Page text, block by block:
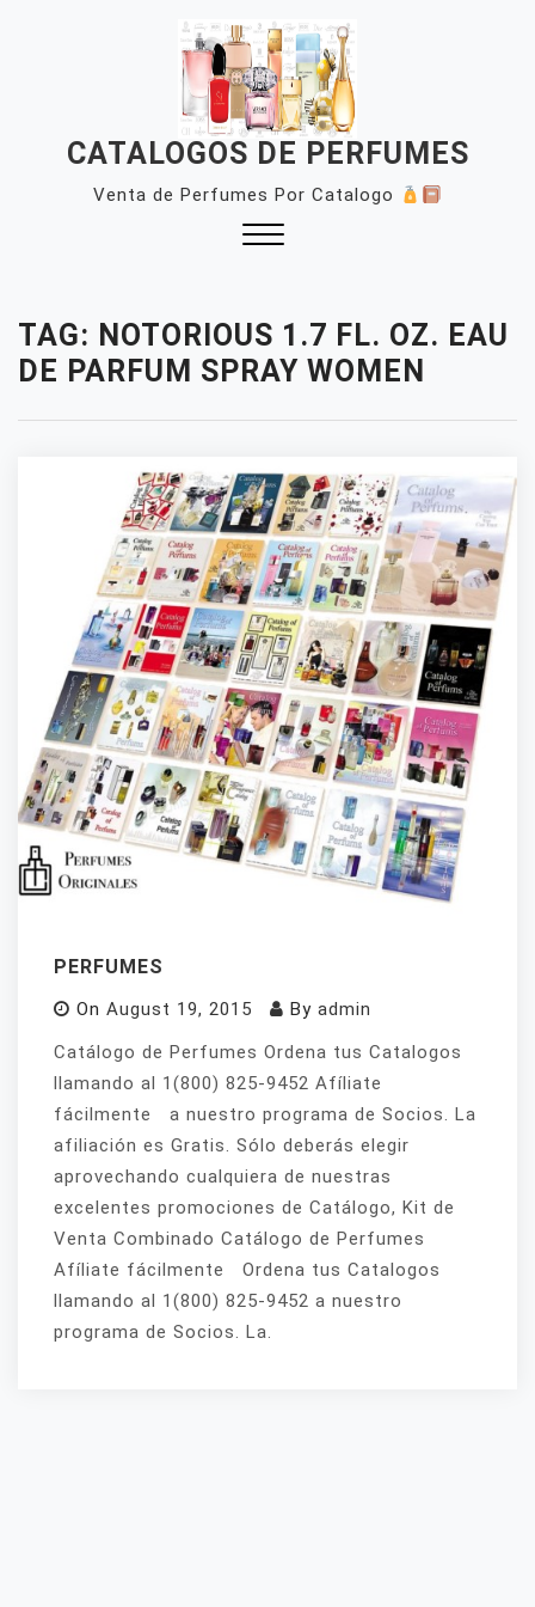
CATALOGOS DE PERFUMES
Venta de Perfumes Por Catalogo
TAG: NOTORIOUS 1.7 FL. OZ. EAU
DE PARFUM SPRAY WOMEN
PERFUMES
On August 19, 2015 By admin
Catálogo de Perfumes Ordena tus Catalogos
llamando al 1(800) 825-9452 Afíliate
fácilmente a nuestro programa de Socios. La
afiliación es Gratis. Sólo deberás elegir
aprovechando cualquiera de nuestras
excelentes promociones de Catálogo, Kit de
Venta Combinado Catálogo de Perfumes
Afíliate fácilmente Ordena tus Catalogos
llamando al 1(800) 825-9452 a nuestro
programa de Socios. La.